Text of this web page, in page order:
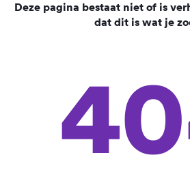
Deze pagina bestaat niet of is
dat dit is wat je